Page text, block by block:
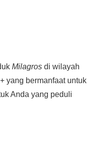
Milagros di wilayah
yang bermanfaat untuk
Anda yang peduli